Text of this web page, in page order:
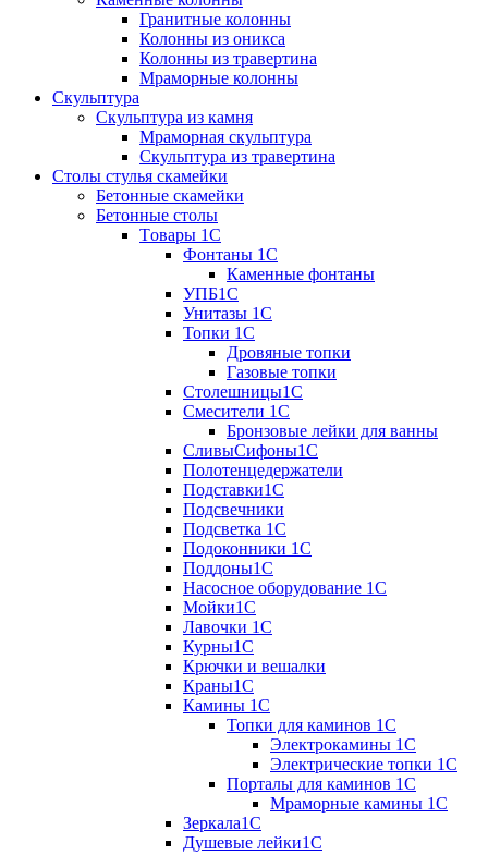
Гранитные колонны
Колонны из оникса
Колонны из травертина
Мраморные колонны
Скульптура
Скульптура из камня
Мраморная скульптура
Скульптура из травертина
Столы стулья скамейки
Бетонные скамейки
Бетонные столы
Tовары 1C
Фонтаны 1C
Каменные фонтаны
УПБ1С
Унитазы 1С
Топки 1С
Дровяные топки
Газовые топки
Столешницы1С
Смесители 1С
Бронзовые лейки для ванны
СливыСифоны1С
Полотенцедержатели
Подставки1С
Подсвечники
Подсветка 1С
Подоконники 1С
Поддоны1С
Насосное оборудование 1С
Мойки1С
Лавочки 1С
Курны1С
Крючки и вешалки
Краны1С
Камины 1C
Топки для каминов 1C
Электрокамины 1С
Электрические топки 1C
Порталы для каминов 1С
Мраморные камины 1C
Зеркала1С
Душевые лейки1С